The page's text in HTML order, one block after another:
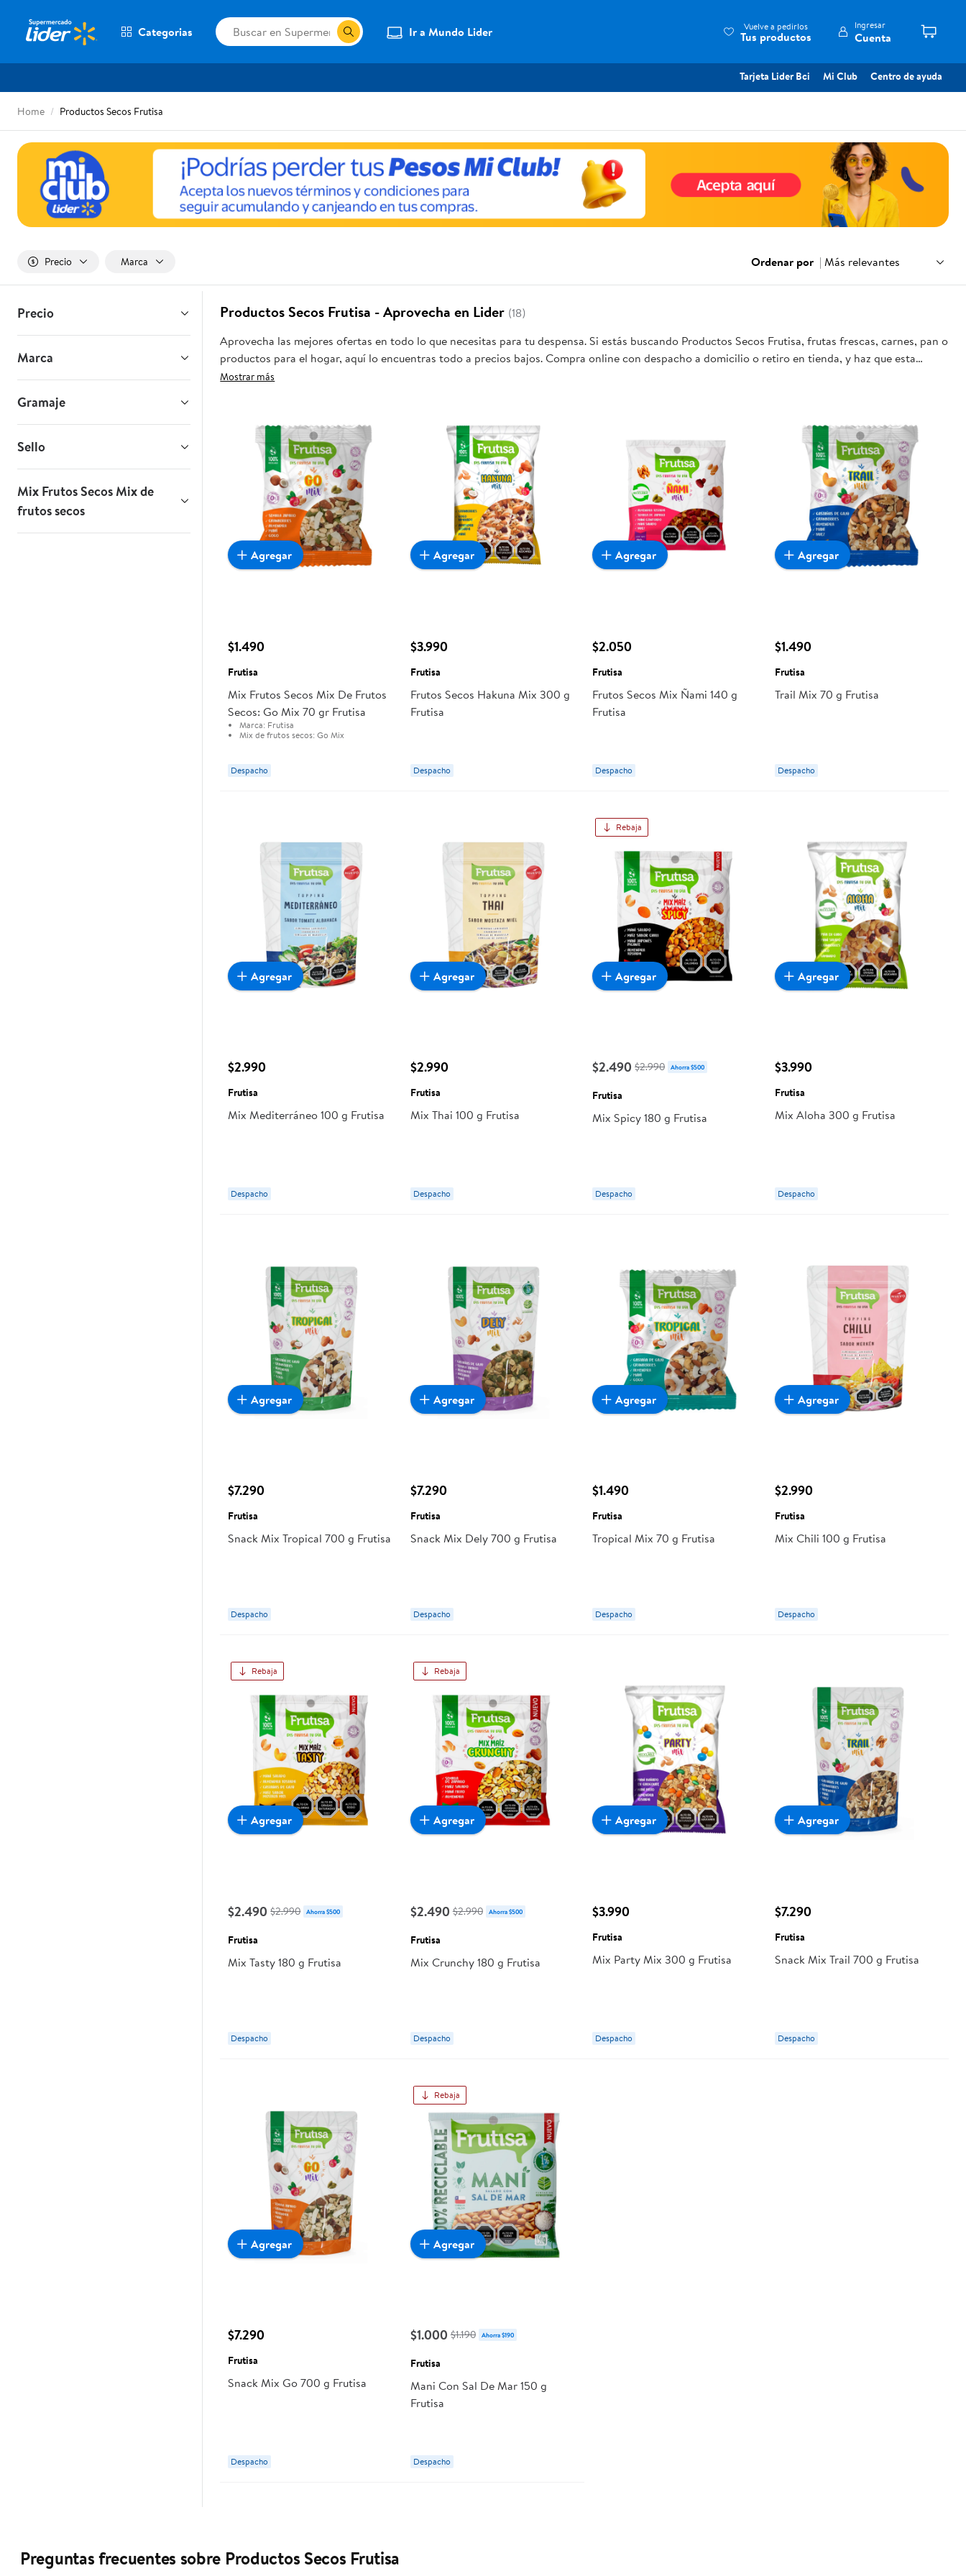
Categorias Ir a Mundo Lider Vuelve a pedirlos
Tus productos
Ingresar
Cuenta
Tarjeta Lider Bci Mi Club Centro de ayuda
Home Productos Secos Frutisa
Precio Marca Ordenar por | Más relevantes
Precio
Marca
Gramaje
Sello
Mix Frutos Secos Mix de
frutos secos
Productos Secos Frutisa - Aprovecha en Lider (18)
Aprovecha las mejores ofertas en todo lo que necesitas para tu despensa. Si estás buscando Productos Secos Frutisa, frutas frescas, carnes, pan o
productos para el hogar, aquí lo encuentras todo a precios bajos. Compra online con despacho a domicilio o retiro en tienda, y haz que esta
oportunidad sea realmente conveniente para ti y tu familia.
Mostrar más
$1.490
Frutisa
Mix Frutos Secos Mix De Frutos
Secos: Go Mix 70 gr Frutisa
Marca: Frutisa
Mix de frutos secos:Go Mix
Despacho
Agregar
$3.990
Frutisa
Frutos Secos Hakuna Mix 300 g
Frutisa
Despacho
Agregar
$2.050
Frutisa
Frutos Secos Mix Ñami 140 g
Frutisa
Despacho
Agregar
$1.490
Frutisa
Trail Mix 70 g Frutisa
Despacho
Agregar
$2.990
Frutisa
Mix Mediterráneo 100 g Frutisa
Despacho
Agregar
$2.990
Frutisa
Mix Thai 100 g Frutisa
Despacho
Agregar
Rebaja
$2.490 $2.990 Ahorra $500
Frutisa
Mix Spicy 180 g Frutisa
Despacho
Agregar
$3.990
Frutisa
Mix Aloha 300 g Frutisa
Despacho
Agregar
$7.290
Frutisa
Snack Mix Tropical 700 g Frutisa
Despacho
Agregar
$7.290
Frutisa
Snack Mix Dely 700 g Frutisa
Despacho
Agregar
$1.490
Frutisa
Tropical Mix 70 g Frutisa
Despacho
Agregar
$2.990
Frutisa
Mix Chili 100 g Frutisa
Despacho
Agregar
Rebaja
$2.490 $2.990 Ahorra $500
Frutisa
Mix Tasty 180 g Frutisa
Despacho
Agregar
Rebaja
$2.490 $2.990 Ahorra $500
Frutisa
Mix Crunchy 180 g Frutisa
Despacho
Agregar
$3.990
Frutisa
Mix Party Mix 300 g Frutisa
Despacho
Agregar
$7.290
Frutisa
Snack Mix Trail 700 g Frutisa
Despacho
Agregar
$7.290
Frutisa
Snack Mix Go 700 g Frutisa
Despacho
Agregar
Rebaja
$1.000 $1.190 Ahorra $190
Frutisa
Mani Con Sal De Mar 150 g
Frutisa
Despacho
Agregar
Preguntas frecuentes sobre Productos Secos Frutisa